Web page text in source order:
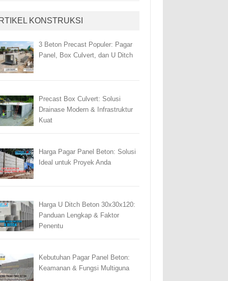
KONSTRUKSI
3 Beton Precast Populer: Pagar
Panel, Box Culvert, dan U Ditch
Precast Box Culvert: Solusi
Drainase Modern & Infrastruktur
Kuat
Harga Pagar Panel Beton: Solusi
Ideal untuk Proyek Anda
Harga U Ditch Beton 30x30x120:
Panduan Lengkap & Faktor
Penentu
Kebutuhan Pagar Panel Beton:
Keamanan & Fungsi Multiguna